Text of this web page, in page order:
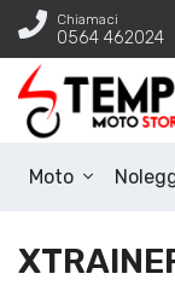
Chiamaci
0564 462024
Moto